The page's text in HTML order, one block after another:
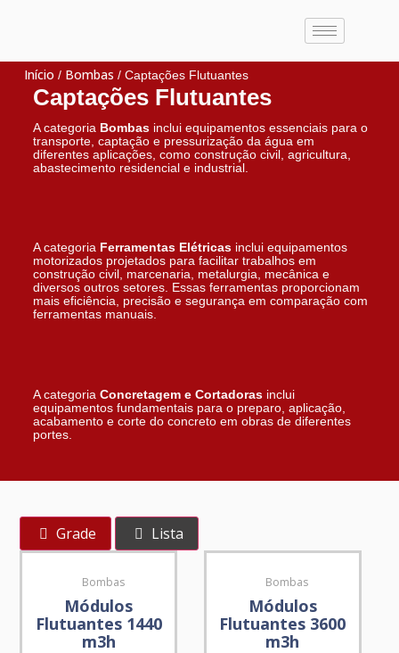
Início / Bombas / Captações Flutuantes
Captações Flutuantes
A categoria Bombas inclui equipamentos essenciais para o
transporte, captação e pressurização da água em
diferentes aplicações, como construção civil, agricultura,
abastecimento residencial e industrial.
A categoria Ferramentas Elétricas inclui equipamentos
motorizados projetados para facilitar trabalhos em
construção civil, marcenaria, metalurgia, mecânica e
diversos outros setores. Essas ferramentas proporcionam
mais eficiência, precisão e segurança em comparação com
ferramentas manuais.
A categoriaConcretagem e Cortadoras inclui
equipamentos fundamentais para o preparo, aplicação,
acabamento e corte do concreto em obras de diferentes
portes.
Grade Lista
Bombas
Módulos
Flutuantes 1440
m3h
Bombas
Módulos
Flutuantes 3600
m3h